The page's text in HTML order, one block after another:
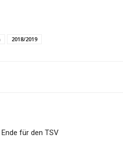
2018/2019
für den TSV